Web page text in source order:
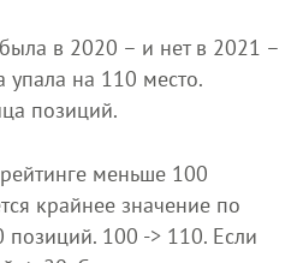
в 2020 – и нет в 2021 –
упала на 110 место.
позиций.
меньше 100
крайнее значение по
100 -> 110. Если